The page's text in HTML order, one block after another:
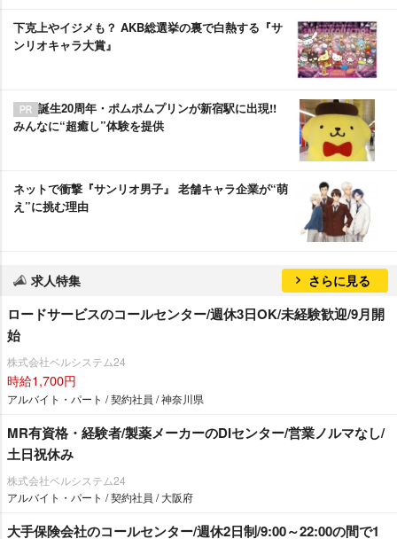
下克上やイジメも？ AKB総選挙の裏で白熱する『サ
ンリオキャラ大賞』
誕生20周年・ポムポムプリンが新宿駅に出現!!
みんなに“超癒し”体験を提供
ネットで衝撃『サンリオ男子』 老舗キャラ企業が“萌
え”に挑む理由
求人特集 さらに見る
ロードサービスのコールセンター/週休3日OK/未経験歓迎/9月開
始
株式会社ベルシステム24
時給1,700円
アルバイト・パート / 契約社員 / 神奈川県
MR有資格・経験者/製薬メーカーのDIセンター/営業ノルマなし/
土日祝休み
株式会社ベルシステム24
アルバイト・パート / 契約社員 / 大阪府
大手保険会社のコールセンター/週休2日制/9:00～22:00の間で1